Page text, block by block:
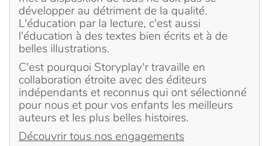
développer au détriment de la qualité.
L'éducation par la lecture, c'est aussi
l'éducation à des textes bien écrits et à de
belles illustrations.
C'est pourquoi Storyplay'r travaille en
collaboration étroite avec des éditeurs
indépendants et reconnus qui ont sélectionné
pour nous et pour vos enfants les meilleurs
auteurs et les plus belles histoires.
Découvrir tous nos engagements